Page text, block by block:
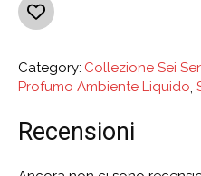
Category: Collezione Sei
Profumo Ambiente Liquido
Recensioni